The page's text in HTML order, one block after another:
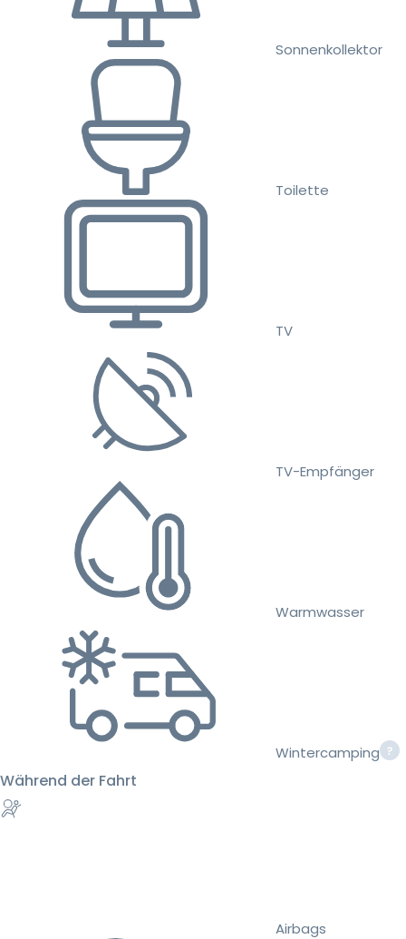
Sonnenkollektor
Toilette
TV
TV-Empfänger
Warmwasser
Wintercamping
Während der Fahrt
Airbags